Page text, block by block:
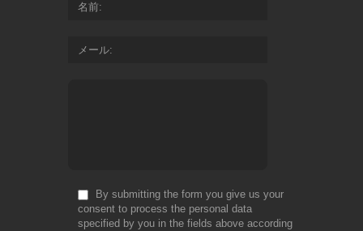
名前
メール
By submitting the form you give us your
consent to process the personal data
specified by you in the fields above according